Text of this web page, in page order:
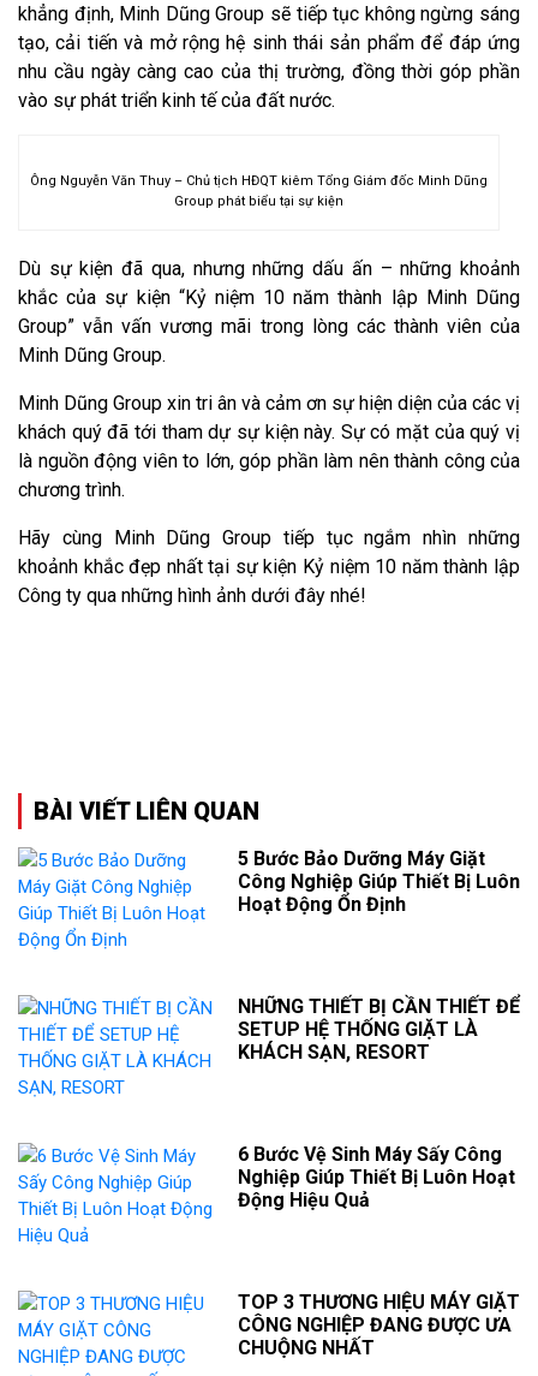
khẳng định, Minh Dũng Group sẽ tiếp tục không ngừng sáng
tạo, cải tiến và mở rộng hệ sinh thái sản phẩm để đáp ứng
nhu cầu ngày càng cao của thị trường, đồng thời góp phần
vào sự phát triển kinh tế của đất nước.
Ông Nguyễn Văn Thuy – Chủ tịch HĐQT kiêm Tổng Giám đốc Minh Dũng
Group phát biểu tại sự kiện
Dù sự kiện đã qua, nhưng những dấu ấn – những khoảnh
khắc của sự kiện “Kỷ niệm 10 năm thành lập Minh Dũng
Group” vẫn vấn vương mãi trong lòng các thành viên của
Minh Dũng Group.
Minh Dũng Group xin tri ân và cảm ơn sự hiện diện của các vị
khách quý đã tới tham dự sự kiện này. Sự có mặt của quý vị
là nguồn động viên to lớn, góp phần làm nên thành công của
chương trình.
Hãy cùng Minh Dũng Group tiếp tục ngắm nhìn những
khoảnh khắc đẹp nhất tại sự kiện Kỷ niệm 10 năm thành lập
Công ty qua những hình ảnh dưới đây nhé!
BÀI VIẾT LIÊN QUAN
5 Bước Bảo Dưỡng Máy Giặt
Công Nghiệp Giúp Thiết Bị Luôn
Hoạt Động Ổn Định
NHỮNG THIẾT BỊ CẦN THIẾT ĐỂ
SETUP HỆ THỐNG GIẶT LÀ
KHÁCH SẠN, RESORT
6 Bước Vệ Sinh Máy Sấy Công
Nghiệp Giúp Thiết Bị Luôn Hoạt
Động Hiệu Quả
TOP 3 THƯƠNG HIỆU MÁY GIẶT
CÔNG NGHIỆP ĐANG ĐƯỢC ƯA
CHUỘNG NHẤT